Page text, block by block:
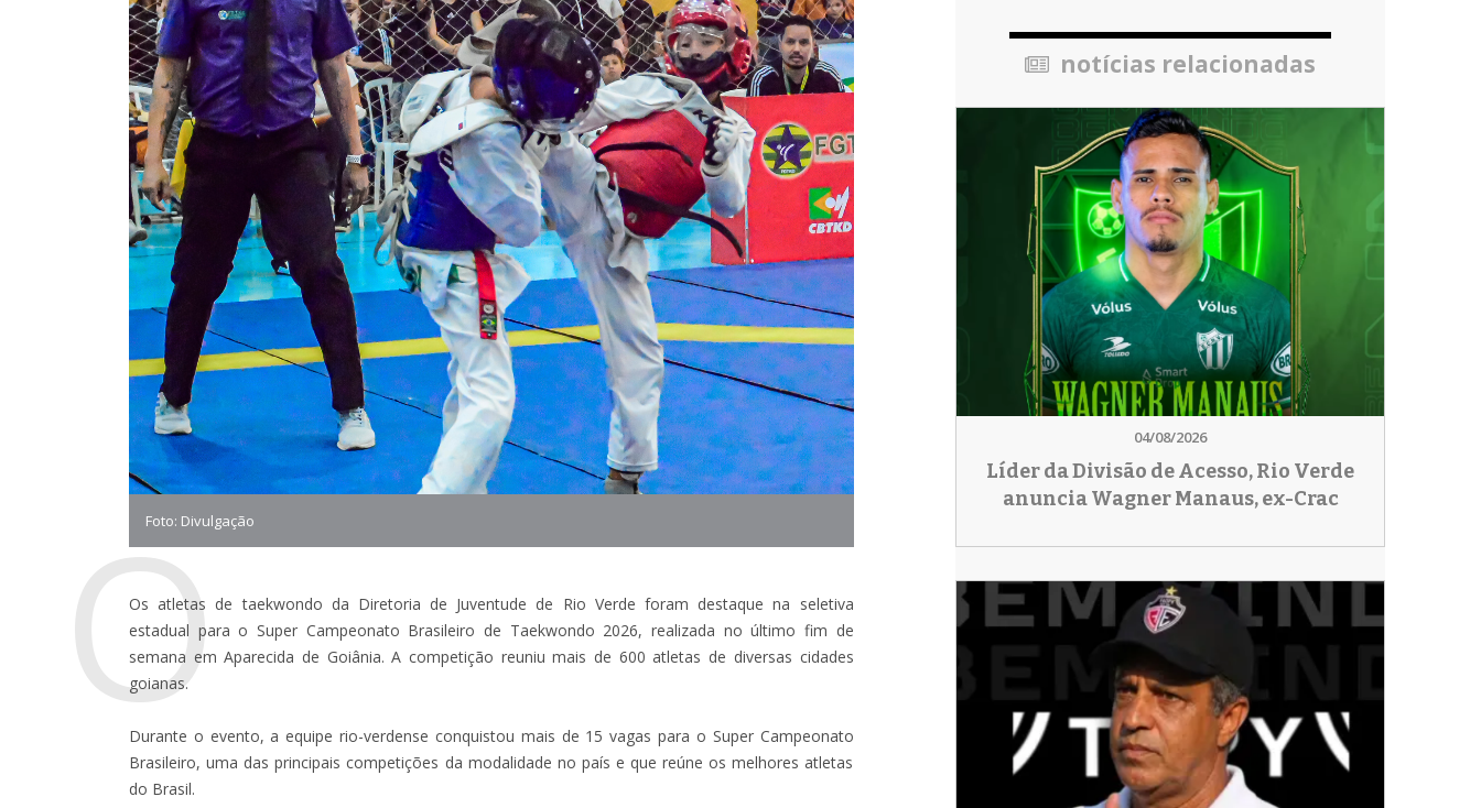
Foto: Divulgação
O
Os atletas de taekwondo da Diretoria de Juventude de Rio Verde foram destaque na seletiva
estadual para o Super Campeonato Brasileiro de Taekwondo 2026, realizada no último fim de
semana em Aparecida de Goiânia. A competição reuniu mais de 600 atletas de diversas cidades
goianas.
Durante o evento, a equipe rio-verdense conquistou mais de 15 vagas para o Super Campeonato
Brasileiro, uma das principais competições da modalidade no país e que reúne os melhores atletas
do Brasil.
notícias relacionadas
04/08/2026
Líder da Divisão de Acesso, Rio Verde
anuncia Wagner Manaus, ex-Crac